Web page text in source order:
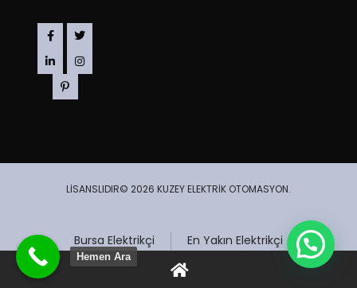
LİSANSLIDIR© 2026 KUZEY ELEKTRİK OTOMASYON.
En Yakın Elektrikçi
Bursa Elektrikçi
Hemen Ara